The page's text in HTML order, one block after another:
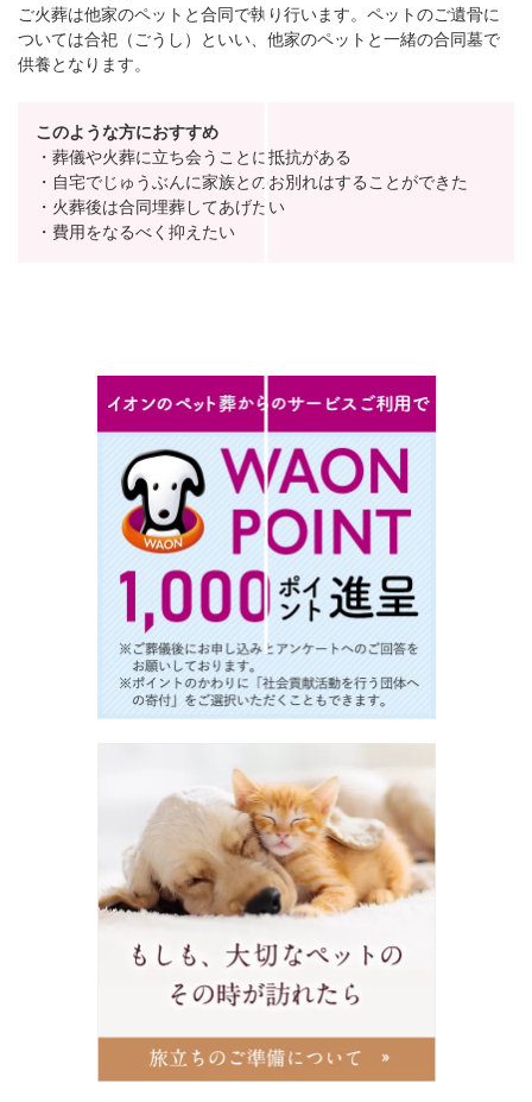
ご火葬は他家のペットと合同で執り行います。ペットのご遺骨に
ついては合祀（ごうし）といい、他家のペットと一緒の合同墓で
供養となります。
このような方におすすめ
・葬儀や火葬に立ち会うことに抵抗がある
・自宅でじゅうぶんに家族とのお別れはすることができた
・火葬後は合同埋葬してあげたい
・費用をなるべく抑えたい